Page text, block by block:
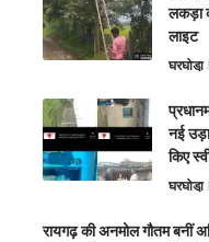
लकड़ा
लाइट
घरघोडा़
नई
किए
घरघोडा़
रायगढ़ की अनमोल गौतम